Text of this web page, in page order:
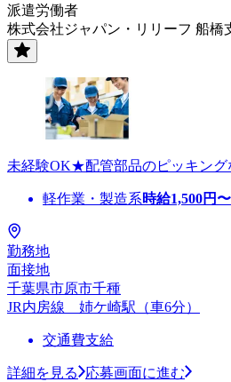
派遣労働者
株式会社ジャパン・リリーフ 船橋
未経験OK★配管部品のピッキング
軽作業・製造系時給1,500円〜
勤務地
面接地
千葉県市原市千種
JR内房線 姉ケ崎駅（車6分）
交通費支給
詳細を見る
応募画面に進む